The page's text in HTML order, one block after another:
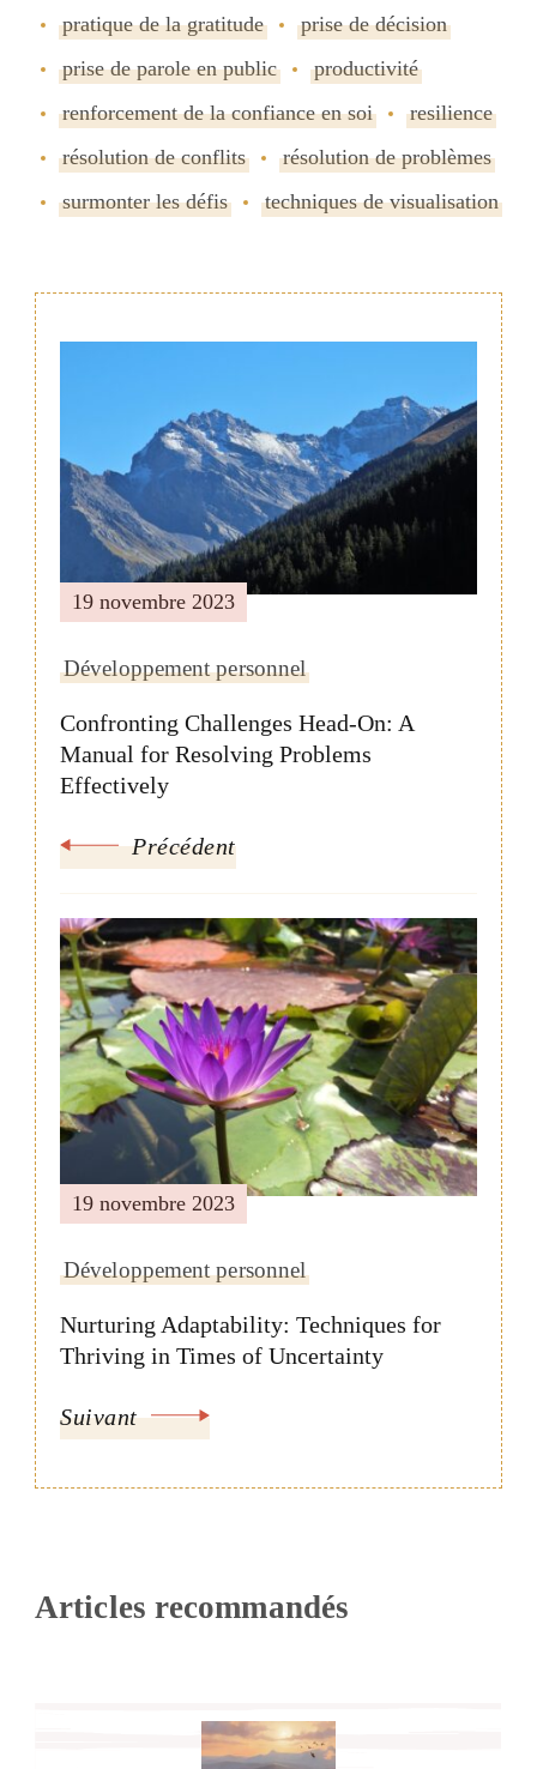
pratique de la gratitude
prise de décision
prise de parole en public
productivité
renforcement de la confiance en soi
resilience
résolution de conflits
résolution de problèmes
surmonter les défis
techniques de visualisation
de
publication
19 novembre 2023
Développement personnel
Confronting Challenges Head-On: A
Manual for Resolving Problems
Effectively
Précédent
19 novembre 2023
Développement personnel
Nurturing Adaptability: Techniques for
Thriving in Times of Uncertainty
Suivant
Articles recommandés